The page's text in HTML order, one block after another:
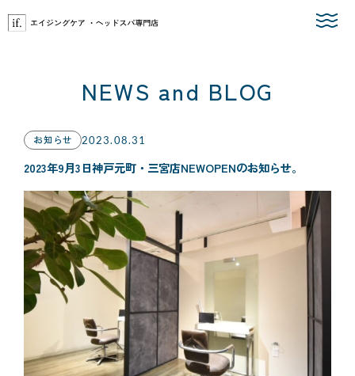
to
the
NEWS and BLOG
お知らせ 2023.08.31
2023年9月3日神戸元町・三宮店NEWOPENのお知らせ。